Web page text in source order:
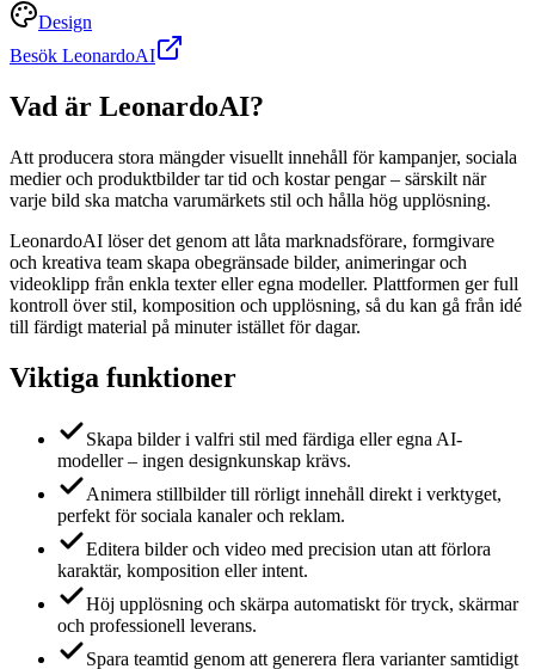
Design
Besök LeonardoAI
Vad är LeonardoAI?
Att producera stora mängder visuellt innehåll för kampanjer, sociala
medier och produktbilder tar tid och kostar pengar – särskilt när
varje bild ska matcha varumärkets stil och hålla hög upplösning.
LeonardoAI löser det genom att låta marknadsförare, formgivare
och kreativa team skapa obegränsade bilder, animeringar och
videoklipp från enkla texter eller egna modeller. Plattformen ger full
kontroll över stil, komposition och upplösning, så du kan gå från idé
till färdigt material på minuter istället för dagar.
Viktiga funktioner
Skapa bilder i valfri stil med färdiga eller egna AI-
modeller – ingen designkunskap krävs.
Animera stillbilder till rörligt innehåll direkt i verktyget,
perfekt för sociala kanaler och reklam.
Editera bilder och video med precision utan att förlora
karaktär, komposition eller intent.
Höj upplösning och skärpa automatiskt för tryck, skärmar
och professionell leverans.
Spara teamtid genom att generera flera varianter samtidigt